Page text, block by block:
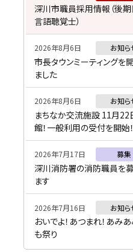
メ
ニ
ュ
ー
深川市職員採用情報（後期
言語聴覚士）
2026年8月6日 お知ら
市長タウンミーティングを
ました
2026年8月6日 お知ら
まちなか交流施設 11月22
館！一般利用の受付を開始！
2026年7月17日 募集
深川消防署の消防職員を
ます
2026年7月16日 お知ら
おいでよ！あつまれ！あみ
も祭り